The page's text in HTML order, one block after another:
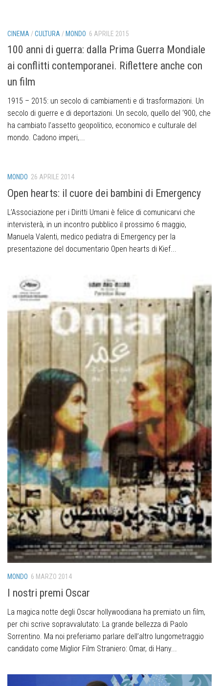
CINEMA/CULTURA/ MONDO 6 APRILE 2015
100 anni di guerra: dalla Prima Guerra Mondiale
ai conflitti contemporanei. Riflettere anche con
un film
1915 – 2015: un secolo di cambiamenti e di trasformazioni. Un
secolo di guerre e di deportazioni. Un secolo, quello del ‘900, che
ha cambiato l’assetto geopolitico, economico e culturale del
mondo. Cadono imperi,...
MONDO 26 APRILE 2014
Open hearts: il cuore dei bambini di Emergency
L’Associazione per i Diritti Umani è felice di comunicarvi che
intervisterà, in un incontro pubblico il prossimo 6 maggio,
Manuela Valenti, medico pediatra di Emergency per la
presentazione del documentario Open hearts di Kief...
MONDO 6 MARZO 2014
I nostri premi Oscar
La magica notte degli Oscar hollywoodiana ha premiato un film,
per chi scrive sopravvalutato: La grande bellezza di Paolo
Sorrentino. Ma noi preferiamo parlare dell’altro lungometraggio
candidato come Miglior Film Straniero: Omar, di Hany...